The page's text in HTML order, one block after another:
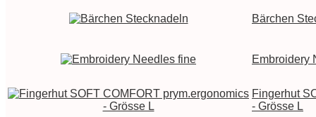
Bärchen
Embroidery
Fingerhut
- Grösse L